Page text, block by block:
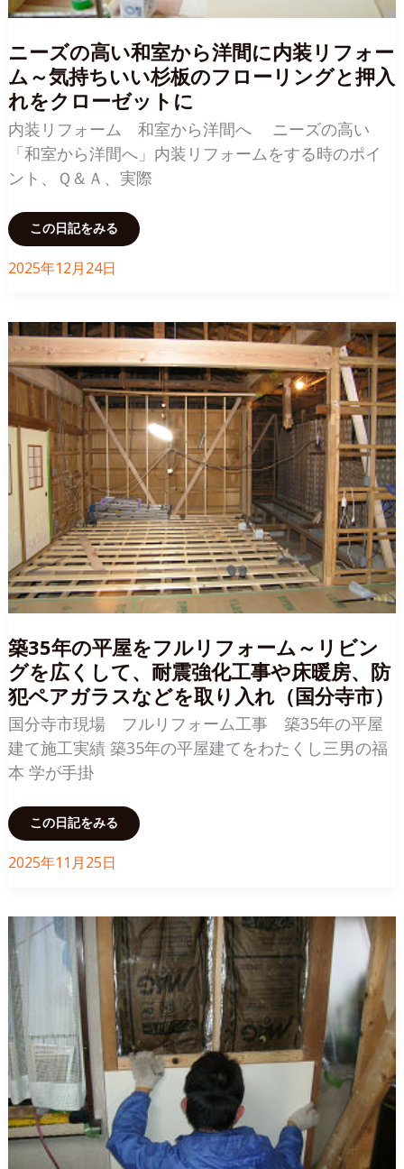
事
室
改
（国
立
市）
ニーズの高い和室から洋間に内装リフォー
ム～気持ちいい杉板のフローリングと押入
れをクローゼットに
内装リフォーム 和室から洋間へ ニーズの高い
「和室から洋間へ」内装リフォームをする時のポイ
ント、Ｑ＆Ａ、実際
ニ
ー
の
高
か
ら
洋
間
に
内
リ
フ
ォ
ー
ム
～
気
い
杉
板
の
フ
ロ
ー
ン
グ
と
押
入
れ
を
ク
ロ
ー
ゼ
ッ
に
この日記をみる
2025年12月24日
築35年の平屋をフルリフォーム～リビン
グを広くして、耐震強化工事や床暖房、防
犯ペアガラスなどを取り入れ（国分寺市）
国分寺市現場 フルリフォーム工事 築35年の平屋
建て施工実績 築35年の平屋建てをわたくし三男の福
本 学が手掛
築
35
の
平
ル
リ
ン
グ
を
広
く
し
て、
耐
震
強
この日記をみる
2025年11月25日